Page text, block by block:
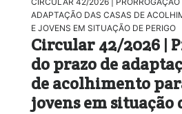
ADAPTAÇÃO DAS CASAS DE
E JOVENS EM SITUAÇÃO DE PERIGO
Circular 42/2026 |
do prazo de
de acolhimento
jovens em situação